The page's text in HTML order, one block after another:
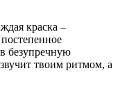
краска –
безупречную
твоим ритмом, а